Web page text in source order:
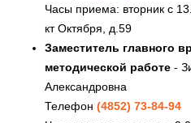
Часы приема: вторник с
кт Октября, д.59
Заместитель главного
методической работе -
Александровна
Телефон (4852) 73-84-94